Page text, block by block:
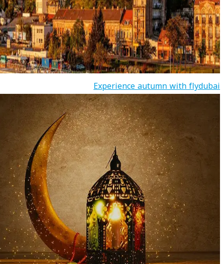
Experience autumn with flydubai